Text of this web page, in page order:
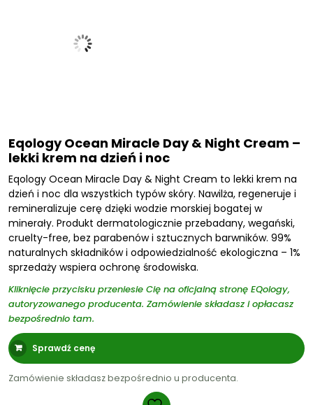
Eqology Ocean Miracle Day & Night Cream –
lekki krem na dzień i noc
Eqology Ocean Miracle Day & Night Cream to lekki krem na
dzień i noc dla wszystkich typów skóry. Nawilża, regeneruje i
remineralizuje cerę dzięki wodzie morskiej bogatej w
minerały. Produkt dermatologicznie przebadany, wegański,
cruelty-free, bez parabenów i sztucznych barwników. 99%
naturalnych składników i odpowiedzialność ekologiczna – 1%
sprzedaży wspiera ochronę środowiska.
Kliknięcie przycisku przeniesie Cię na oficjalną stronę EQology,
autoryzowanego producenta. Zamówienie składasz i opłacasz
bezpośrednio tam.
Sprawdź cenę
Zamówienie składasz bezpośrednio u producenta.